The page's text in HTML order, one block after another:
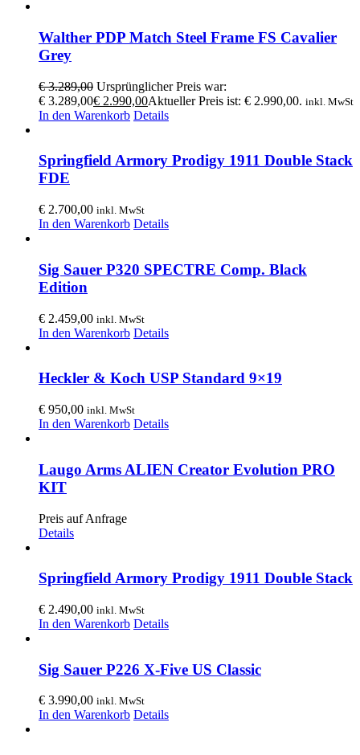
Walther PDP Match Steel Frame FS Cavalier
Grey
€3.289,00 Ursprünglicher Preis war:
€ 3.289,00€ 2.990,00Aktueller Preis ist: € 2.990,00. inkl. MwSt
In den Warenkorb Details
Springfield Armory Prodigy 1911 Double Stack
FDE
€ 2.700,00 inkl. MwSt
In den Warenkorb Details
Sig Sauer P320 SPECTRE Comp. Black
Edition
€ 2.459,00 inkl. MwSt
In den Warenkorb Details
Heckler & Koch USP Standard 9×19
€ 950,00 inkl. MwSt
In den Warenkorb Details
Laugo Arms ALIEN Creator Evolution PRO
KIT
Preis auf Anfrage
Details
Springfield Armory Prodigy 1911 Double Stack
€ 2.490,00 inkl. MwSt
In den Warenkorb Details
Sig Sauer P226 X-Five US Classic
€ 3.990,00 inkl. MwSt
In den Warenkorb Details